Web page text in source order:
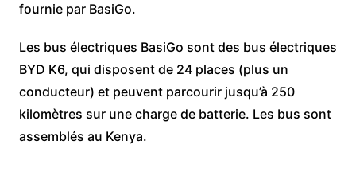
fournie par BasiGo.
Les bus électriques BasiGo sont des bus électriques
BYD K6, qui disposent de 24 places (plus un
conducteur) et peuvent parcourir jusqu’à 250
kilomètres sur une charge de batterie. Les bus sont
assemblés au Kenya.